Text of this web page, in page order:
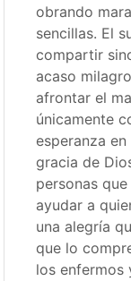
obrando
sencillas. El
compartir
acaso
afrontar el
únicamente
esperanza
gracia de
personas
ayudar a
una alegría
que lo
los enfermos